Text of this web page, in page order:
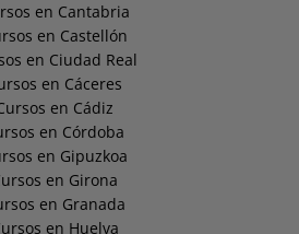
en Cantabria
en Castellón
en Ciudad Real
en Cáceres
en Cádiz
en Córdoba
en Gipuzkoa
en Girona
en Granada
en Huelva